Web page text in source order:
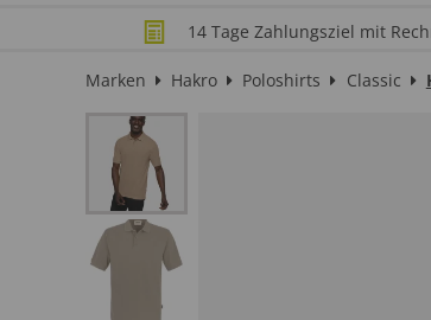
14 Tage Zahlungsziel mit
Marken Hakro Poloshirts Classic